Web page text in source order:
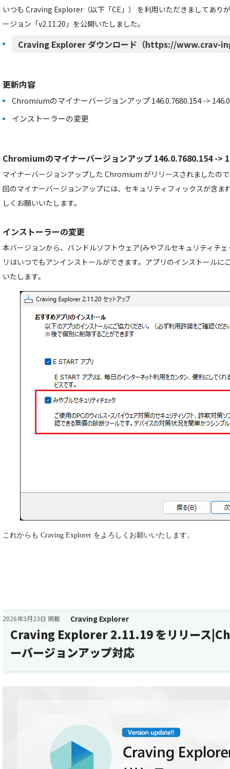
いつも Craving Explorer（以下「CE」） を利用いただきましてあり
ージョン「v2.11.20」を公開いたしました。
Craving Explorer ダウンロード（https://www.crav-
更新内容
Chromiumのマイナーバージョンアップ 146.0.7680.154 ->
インストーラーの変更
Chromiumのマイナーバージョンアップ 146.0.7680.154 ->
マイナーバージョンアップした Chromium がリリースされましたの
回のマイナーバージョンアップには、セキュリティフィックスが含ま
しくお願いいたします。
インストーラーの変更
本バージョンから、バンドルソフトウェア(みやブルセキュリティチ
リはいつでもアンインストールができます。アプリのインストールに
いたします。
これからも Craving Explorer をよろしくお願いいたします。
Craving Explorer
2026年3月23日 掲載
Craving Explorer 2.11.19 をリリース
ーバージョンアップ対応